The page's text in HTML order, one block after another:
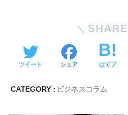
SHARE
ツイート シェア はてブ
CATEGORY : ビジネスコラム